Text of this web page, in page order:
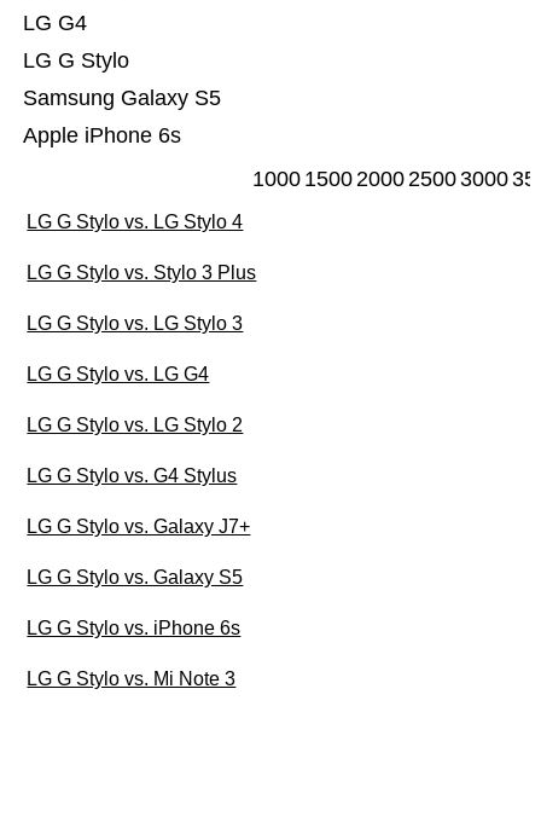
Apple iPhone 6s
Samsung Galaxy S5
LG G Stylo
LG G4
1000 1500200025003000
LG G Stylo vs. LG Stylo 4
LG G Stylo vs. Stylo 3 Plus
LG G Stylo vs. LG Stylo 3
LG G Stylo vs. LG G4
LG G Stylo vs. LG Stylo 2
LG G Stylo vs. G4 Stylus
LG G Stylo vs. Galaxy J7+
LG G Stylo vs. Galaxy S5
LG G Stylo vs. iPhone 6s
LG G Stylo vs. Mi Note 3